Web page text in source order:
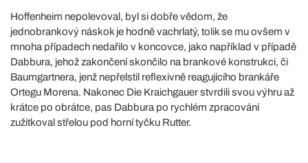
Hoffenheim nepolevoval, byl si dobře vědom, že
jednobrankový náskok je hodně vachrlatý, tolik se mu ovšem v
mnoha případech nedařilo v koncovce, jako například v případě
Dabbura, jehož zakončení skončilo na brankové konstrukci, či
Baumgartnera, jenž nepřelstil reflexivně reagujícího brankáře
Ortegu Morena. Nakonec Die Kraichgauer stvrdili svou výhru až
krátce po obrátce, pas Dabbura po rychlém zpracování
zužitkoval střelou pod horní tyčku Rutter.